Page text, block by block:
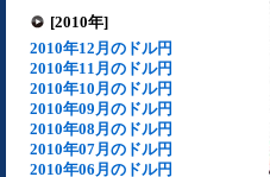
[2010年]
2010年12月のドル円
2010年11月のドル円
2010年10月のドル円
2010年09月のドル円
2010年08月のドル円
2010年07月のドル円
2010年06月のドル円